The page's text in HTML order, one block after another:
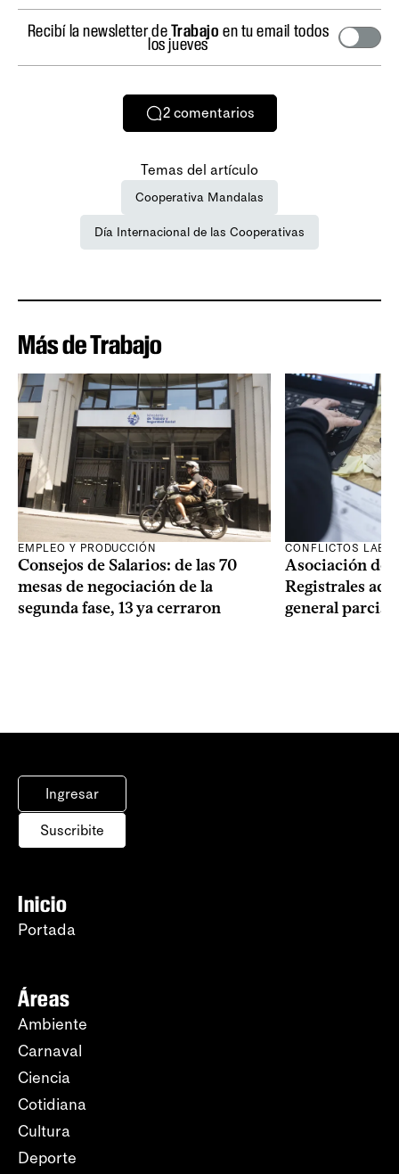
Recibí la newsletter deTrabajo en tu email todos
los jueves
2 comentarios
Temas del artículo
Cooperativa Mandalas
Día Internacional de las Cooperativas
Más de Trabajo
EMPLEO Y PRODUCCIÓN
Consejos de Salarios: de las 70
mesas de negociación de la
segunda fase, 13 ya cerraron
CONFLICTOS
Asociación de
Registrales
general parcial
Ingresar
Suscribite
Inicio
Portada
Áreas
Ambiente
Carnaval
Ciencia
Cotidiana
Cultura
Deporte